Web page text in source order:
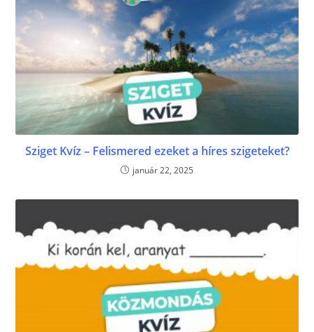
Sziget Kvíz – Felismered ezeket a híres szigeteket?
január 22, 2025